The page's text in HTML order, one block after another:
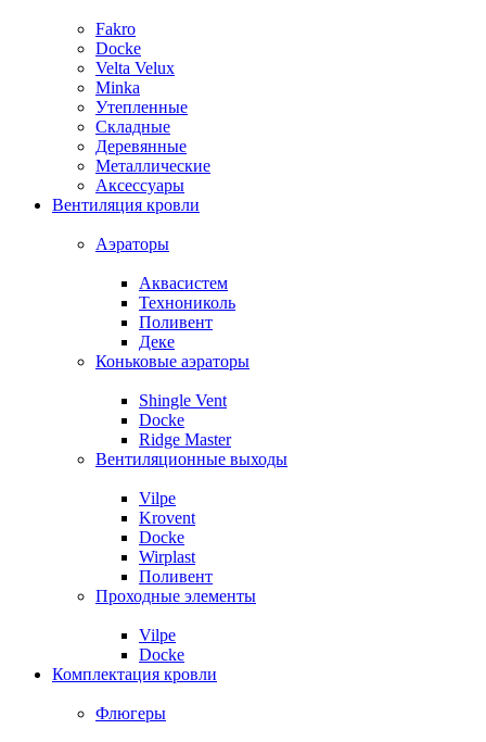
Fakro
Docke
Velta Velux
Minka
Утепленные
Складные
Деревянные
Металлические
Аксессуары
Вентиляция кровли
Аэраторы
Аквасистем
Технониколь
Поливент
Деке
Коньковые аэраторы
Shingle Vent
Docke
Ridge Master
Вентиляционные выходы
Vilpe
Krovent
Docke
Wirplast
Поливент
Проходные элементы
Vilpe
Docke
Комплектация кровли
Флюгеры